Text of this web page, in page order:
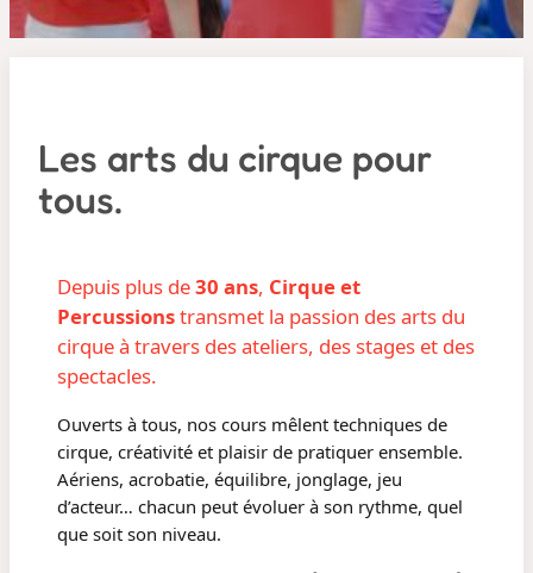
Les arts du cirque pour
tous.
Depuis plus de30 ans, Cirque et
Percussionstransmet la passion des arts du
cirque à travers des ateliers, des stages et des
spectacles.
Ouverts à tous, nos cours mêlent techniques de
cirque, créativité et plaisir de pratiquer ensemble.
Aériens, acrobatie, équilibre, jonglage, jeu
d’acteur… chacun peut évoluer à son rythme, quel
que soit son niveau.